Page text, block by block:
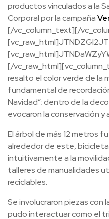
productos vinculados a la
Corporal por la campaña
[/vc_column_text][/
[/
resalto el color verde de la
fundamental de
Navidad”; dentro de la
evocaron la conservación
El árbol de más 12 metros
alrededor de este,
intuitivamente a la
talleres de manualidades
reciclables.
Se involucraron piezas con
pudo interactuar como el